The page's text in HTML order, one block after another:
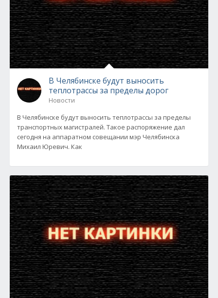
В Челябинске будут выносить
теплотрассы за пределы дорог
Новости
В Челябинске будут выносить теплотрассы за пределы
транспортных магистралей. Такое распоряжение дал
сегодня на аппаратном совещании мэр Челябинска
Михаил Юревич. Как